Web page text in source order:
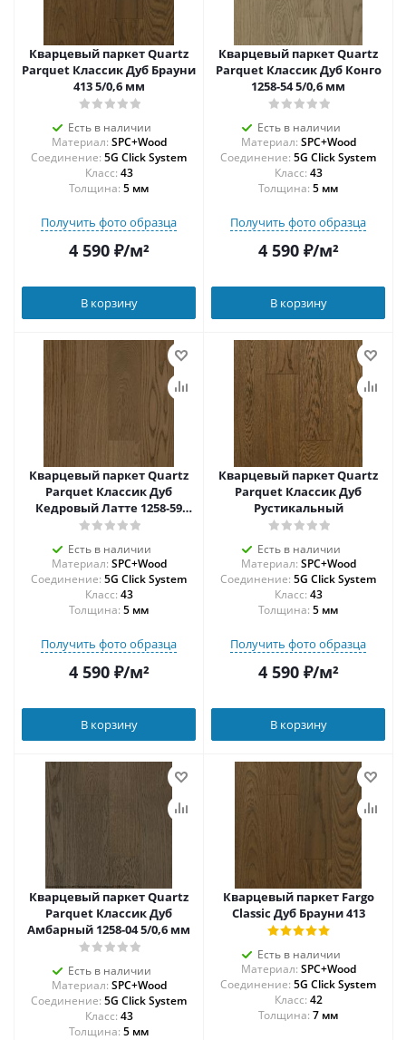
Кварцевый паркет Quartz
Parquet Классик Дуб Брауни
413 5/0,6 мм
Есть в наличии
Материал: SPC+Wood
Соединение: 5G Click System
43
Толщина: 5 мм
Получить фото образца
4 590₽/м²
В корзину
Кварцевый паркет Quartz
Parquet Классик Дуб Конго
1258-54 5/0,6 мм
Есть в наличии
Материал: SPC+Wood
Соединение: 5G Click System
43
Толщина: 5 мм
Получить фото образца
4 590₽/м²
В корзину
Кварцевый паркет Quartz
Parquet Классик Дуб
Кедровый Латте 1258-59
5/0,6 мм
Есть в наличии
Материал: SPC+Wood
Соединение: 5G Click System
43
Толщина: 5 мм
Получить фото образца
4 590₽/м²
В корзину
Кварцевый паркет Quartz
Parquet Классик Дуб
Рустикальный
Есть в наличии
Материал: SPC+Wood
Соединение: 5G Click System
43
Толщина: 5 мм
Получить фото образца
4 590₽/м²
В корзину
Кварцевый паркет Quartz
Parquet Классик Дуб
Амбарный 1258-04 5/0,6 мм
Есть в наличии
Материал: SPC+Wood
Соединение: 5G Click System
43
Толщина: 5 мм
Кварцевый паркет Fargo
Classic Дуб Брауни 413
Есть в наличии
Материал: SPC+Wood
Соединение: 5G Click System
42
Толщина: 7 мм